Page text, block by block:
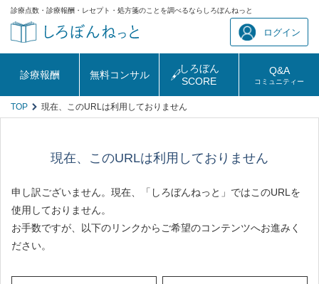
診療点数・診療報酬・レセプト・処方箋のことを調べるならしろぼんねっと
ログイン
診療報酬 無料コンサル
しろぼん
SCORE
Q&A
コミュニティー
TOP 現在、このURLは利用しておりません
現在、このURLは利用しておりません
申し訳ございません。現在、「しろぼんねっと」ではこのURLを
使用しておりません。
お手数ですが、以下のリンクからご希望のコンテンツへお進みく
ださい。